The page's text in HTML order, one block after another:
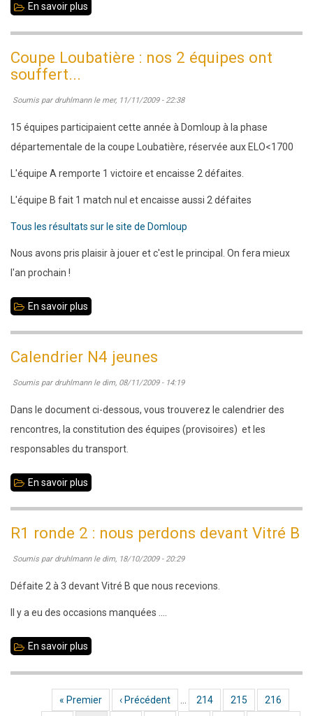
En savoir plus
:
1
et
2
un
sans
Coupe Loubatière : nos 2 équipes ont
souffert...
Soumis par druhlmannle mer, 11/11/2009 - 22:38
15 équipes participaient cette année à Domloup à la phase
départementale de la coupe Loubatière, réservée aux ELO<1700
L'équipe A remporte 1 victoire et encaisse 2 défaites.
L'équipe B fait 1 match nul et encaisse aussi 2 défaites
Tous les résultats sur le site de Domloup
Nous avons pris plaisir à jouer et c'est le principal. On fera mieux
l'an prochain !
En savoir plus
:
nos
2
équipes
Calendrier N4 jeunes
Soumis par druhlmannle dim, 08/11/2009 - 14:19
Dans le document ci-dessous, vous trouverez le calendrier des
rencontres, la constitution des équipes (provisoires) et les
responsables du transport.
En savoir plus
jeunes
R1 ronde 2 : nous perdons devant Vitré B
Soumis par druhlmannle dim, 18/10/2009 - 20:29
Défaite 2 à 3 devant Vitré B que nous recevions.
Il y a eu des occasions manquées ....
En savoir plus
2
Pagination
Première page
« Premier Page précédente
‹ Précédent Page
214 Page
215 Page
216